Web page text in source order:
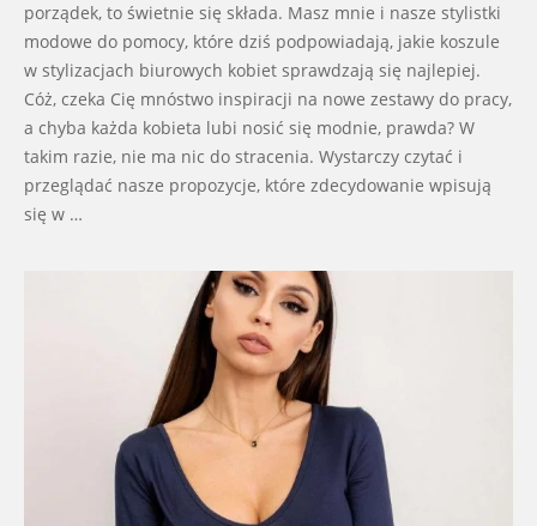
porządek, to świetnie się składa. Masz mnie i nasze stylistki
modowe do pomocy, które dziś podpowiadają, jakie koszule
w stylizacjach biurowych kobiet sprawdzają się najlepiej.
Cóż, czeka Cię mnóstwo inspiracji na nowe zestawy do pracy,
a chyba każda kobieta lubi nosić się modnie, prawda? W
takim razie, nie ma nic do stracenia. Wystarczy czytać i
przeglądać nasze propozycje, które zdecydowanie wpisują
się w …